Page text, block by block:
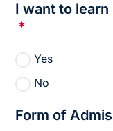
I want to
*
Yes
No
Form of